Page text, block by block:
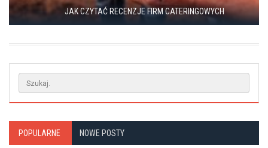
JAK CZYTAĆ RECENZJE FIRM CATERINGOWYCH
POPULARNE NOWE POSTY